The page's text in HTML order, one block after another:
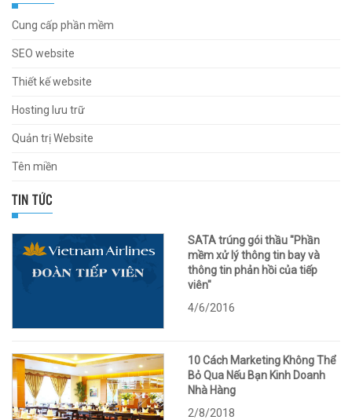
Cung cấp phần mềm
SEO website
Thiết kế website
Hosting lưu trữ
Quản trị Website
Tên miền
TIN TỨC
SATA trúng gói thầu "Phần
mềm xử lý thông tin bay và
thông tin phản hồi của tiếp
viên"
4/6/2016
10 Cách Marketing Không Thể
Bỏ Qua Nếu Bạn Kinh Doanh
Nhà Hàng
2/8/2018